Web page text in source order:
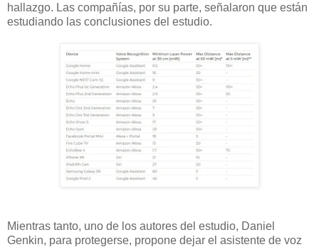
hallazgo. Las compañías, por su parte, señalaron que están
estudiando las conclusiones del estudio.
Mientras tanto, uno de los autores del estudio, Daniel
Genkin, para protegerse, propone dejar el asistente de voz